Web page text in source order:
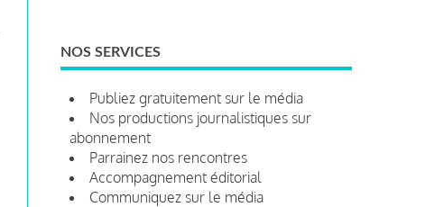
NOS SERVICES
Publiez gratuitement sur le média
Nos productions journalistiques sur
abonnement
Parrainez nos rencontres
Accompagnement éditorial
Communiquez sur le média